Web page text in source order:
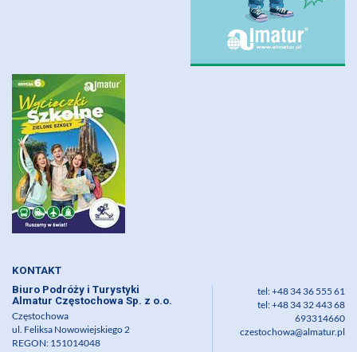
KONTAKT
Biuro Podróży i Turystyki
Almatur Częstochowa Sp. z o.o.
Częstochowa
ul. Feliksa Nowowiejskiego 2
REGON: 151014048
tel: +48 34 36 555 61
tel: +48 34 32 443 68
693314660
czestochowa@almatur.pl